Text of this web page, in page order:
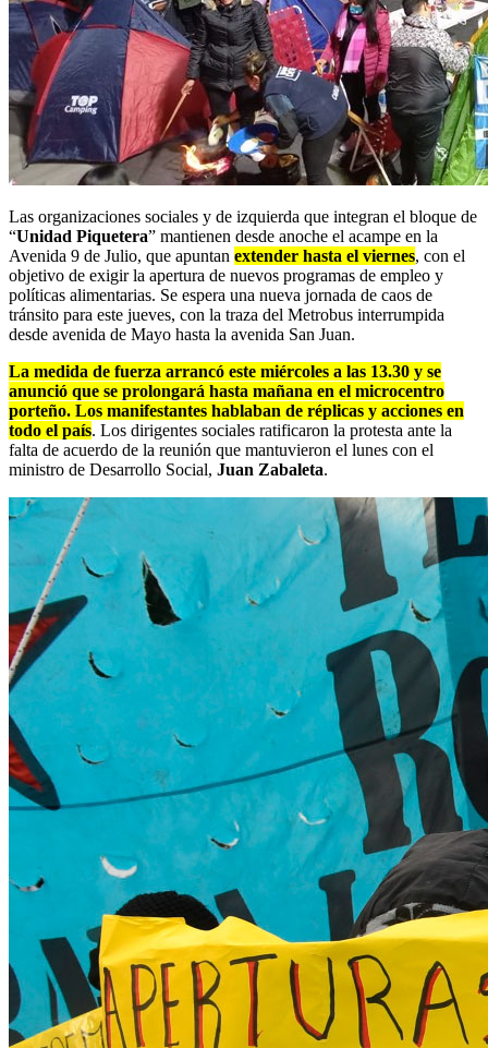
Las organizaciones sociales y de izquierda que integran el bloque de
“Unidad Piquetera” mantienen desde anoche el acampe en la
Avenida 9 de Julio, que apuntan extender hasta el viernes, con el
objetivo de exigir la apertura de nuevos programas de empleo y
políticas alimentarias. Se espera una nueva jornada de caos de
tránsito para este jueves, con la traza del Metrobus interrumpida
desde avenida de Mayo hasta la avenida San Juan.
La medida de fuerza arrancó este miércoles a las 13.30 y se
anunció que se prolongará hasta mañana en el microcentro
porteño. Los manifestantes hablaban de réplicas y acciones en
todo el país. Los dirigentes sociales ratificaron la protesta ante la
falta de acuerdo de la reunión que mantuvieron el lunes con el
ministro de Desarrollo Social, Juan Zabaleta.